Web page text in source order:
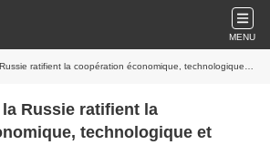
MENU
ratifient la coopération économique, technologique et industrielle
la Russie ratifient la
technologique et